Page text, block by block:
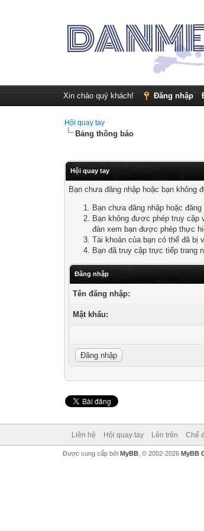
Xin chào quý khách! Đăng nhập
Hội quay tay
Bảng thông báo
Hội quay tay
Bạn chưa đăng nhập hoặc bạn
Bạn chưa đăng nhập hoặc
Bạn không được phép truy cập
đàn xem bạn được phép thực
Tài khoản của bạn có thể đã bị
Bạn đã truy cập trực tiếp trang
Đăng nhập
Tên đăng nhập:
Mật khẩu:
Liên hệ Hội quay tay Lên trên Chế
Được cung cấp bởi MyBB, © 2002-2026 MyBB